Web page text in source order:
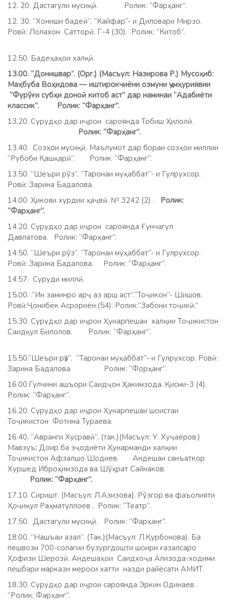
12. 20. Дастагули мусиқӣ. Ролик: “Фарҳанг”.
12. 30. “Хониши бадеӣ”. “Кайфар”- и Диловари Мирзо.
Ровӣ: Лолахон Сатторӣ. Г-4 (30). Ролик: “Китоб”.
12.50. Бадеҳаҳои халқӣ.
13.00. “Донишвар”. (Орг.) (Масъул: Назирова Р.) Мусоҳиб:
Маҳбуба Воҳидова — иштирокчиёни озмуни ҷумҳуриявии
“Фурўғи субҳи доноӣ китоб аст” дар наминаи “Адабиёти
классик”. Ролик: “Фарҳанг”.
13.20. Сурудҳо дар иҷрои сароянда Тобиш Ҳилолӣ.
Ролик: “Фарҳанг”.
13.40. Созҳои мусиқӣ. Маълумот дар бораи созҳои миллии
“Рубоби Қашқарӣ”. Ролик: “Фарҳанг”.
13.50. “Шеъри рўз”. “Таронаи муҳаббат”- и Гулрухсор.
Ровӣ: Зарина Бадалова.
14.00. Ҳикояи хурдии ҳаҷвӣ. № 3242 (2) . Ролик:
“Фарҳанг”.
14.20. Сурудҳо дар иҷрои сароянда Ғунчагул
Давлатова. Ролик: “Фарҳанг”.
14.50. “Шеъри рўз”. “Таронаи муҳаббат”- и Гулрухсор.
Ровӣ: Зарина Бадалова. Ролик: “Фарҳанг”.
14.57. Суруди миллӣ.
15.00. .“Ин заминро арҷ аз арш аст”.“Тоҷикон”- Шишов.
Ровӣ:Ҷонибек Асрориён.(54). Ролик:“Забони тоҷикӣ.”
15.30. Сурудҳо дар иҷрои Ҳунарпешаи халқии Тоҷикистон
Саидқул Билолов. Ролик: “Фарҳанг”.
15.50.“Шеъри рӯз”. “Таронаи муҳаббат”- и Гулрухсор. Ровӣ:
Зарина Бадалова. Ролик: “Форҳанг”.
16.00.Гулчини ашъори Саидҷон Ҳакимзода. Қисми-3 (4).
Ролик: “Фарҳанг”.
16.20. Сурудҳо дар иҷрои Ҳунарпешаи шоистаи
Тоҷикистон Фотима Тураева.
16.40. “Авранги Хусравӣ”. (так.)(Масъул: У. Хуҷаёров.)
Мавзуъ: Доир ба эҷодиёти Ҳунарманди халқии
Тоҷикистон Афзалшо Шодиев. Андешаи санъаткор
Хуршед Иброҳимзода ва Шўҳрат Сайнаков.
Ролик: “Фарҳанг”.
17.10. Сиришт. (Масъул: Л.Азизова). Рўзгор ва фаъолияти
Ҳоҷиқул Раҳматуллоев . Ролик: “Театр”.
17.50. Дастагули мусиқӣ. Ролик: “Фарҳанг”.
18.00. “Нашъаи азал”. (Так.)(Масъул: Л.Қурбонова). Ба
пешвози 700-солагии бузургдошти шоири ғазалсаро
Ҳофизи Шерозӣ. Андешаҳои Саидхоҷа Ализода-ходими
пешбари маркази мероси хатти назди райёсати АМИТ.
18.30. Сурудҳо дар иҷрои сароянда Эркин Одинаев .
“Ролик: Фарҳанг”.